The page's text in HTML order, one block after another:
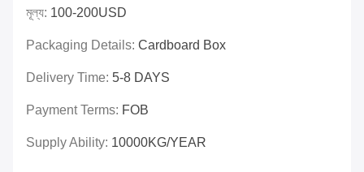
মূল্য: 100-200USD
Packaging Details: Cardboard Box
Delivery Time: 5-8 DAYS
Payment Terms: FOB
Supply Ability: 10000KG/YEAR